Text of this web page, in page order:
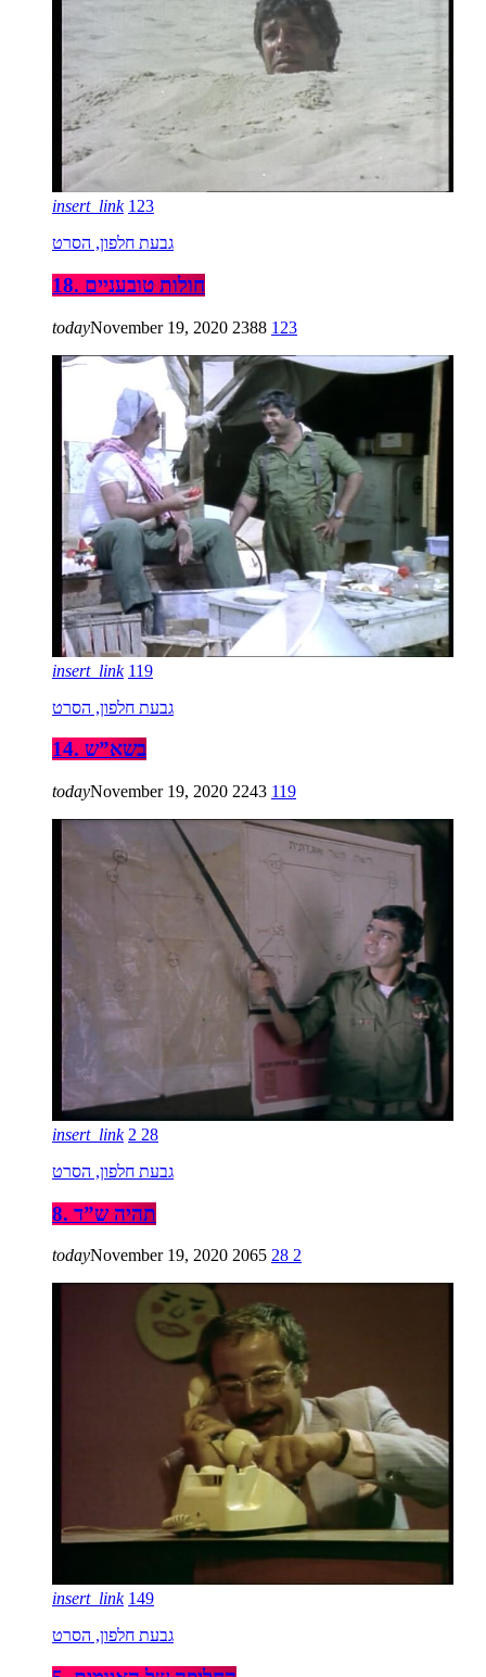
insert_link 123
גבעת חלפון, הסרט
18. חולות טובעניים
todayNovember 19, 2020 2388 123
insert_link 119
גבעת חלפון, הסרט
14. בשא”ש
todayNovember 19, 2020 2243 119
insert_link 2 28
גבעת חלפון, הסרט
8. תהיה ש”ד
todayNovember 19, 2020 2065 28 2
insert_link 149
גבעת חלפון, הסרט